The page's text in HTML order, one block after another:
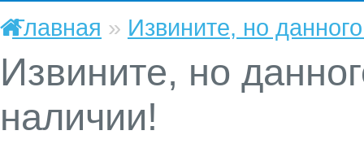
Главная » Извините, но
Извините, но
наличии!